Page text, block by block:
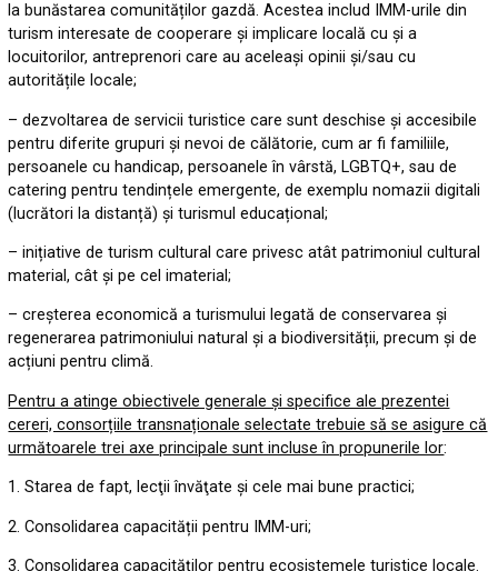
la bunăstarea comunităților gazdă. Acestea includ IMM-urile din
turism interesate de cooperare și implicare locală cu şi a
locuitorilor, antreprenori care au aceleași opinii și/sau cu
autoritățile locale;
– dezvoltarea de servicii turistice care sunt deschise și accesibile
pentru diferite grupuri și nevoi de călătorie, cum ar fi familiile,
persoanele cu handicap, persoanele în vârstă, LGBTQ+, sau de
catering pentru tendințele emergente, de exemplu nomazii digitali
(lucrători la distanță) și turismul educațional;
– inițiative de turism cultural care privesc atât patrimoniul cultural
material, cât și pe cel imaterial;
– creșterea economică a turismului legată de conservarea și
regenerarea patrimoniului natural și a biodiversității, precum și de
acțiuni pentru climă.
Pentru a atinge obiectivele generale și specifice ale prezentei
cereri, consorțiile transnaționale selectate trebuie să se asigure că
următoarele trei axe principale sunt incluse în propunerile lor:
1. Starea de fapt, lecţii învăţate și cele mai bune practici;
2. Consolidarea capacității pentru IMM-uri;
3. Consolidarea capacităților pentru ecosistemele turistice locale.